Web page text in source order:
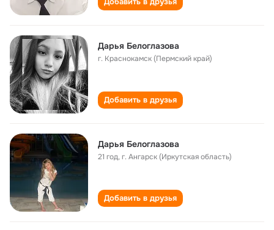
Дарья Белоглазова
г. Краснокамск (Пермский край)
Добавить в друзья
Дарья Белоглазова
21 год,г. Ангарск (Иркутская область)
Добавить в друзья